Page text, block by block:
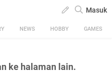
Masuk
NEWS HOBBY GAMES
ke halaman lain.